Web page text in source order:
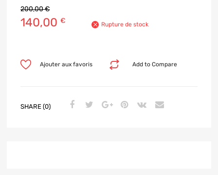
200,00€
140,00 € Rupture de stock
Add to Compare
Ajouter aux favoris
SHARE (0)